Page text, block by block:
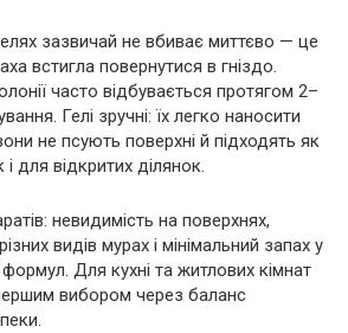
зазвичай не вбиває миттєво — це
встигла повернутися в гніздо.
часто відбувається протягом 2–
Гелі зручні: їх легко наносити
не псують поверхні й підходять як
для відкритих ділянок.
невидимість на поверхнях,
видів мурах і мінімальний запах у
формул. Для кухні та житлових кімнат
вибором через баланс